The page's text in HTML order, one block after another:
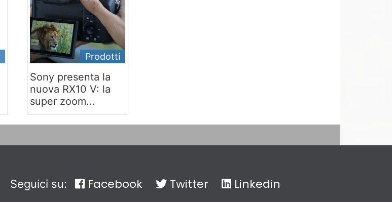
Prodotti
Sony presenta la
nuova RX10 V: la
super zoom...
Seguici su: Facebook Twitter Linkedin